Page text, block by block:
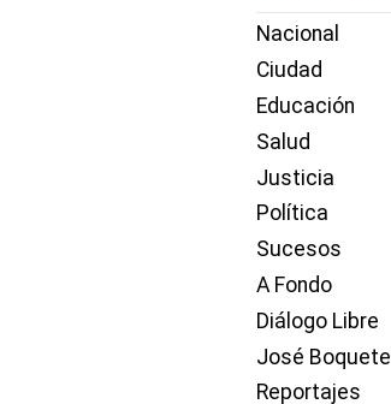
Nacional
Ciudad
Educación
Salud
Justicia
Política
Sucesos
A Fondo
Diálogo Libre
José Boquete
Reportajes